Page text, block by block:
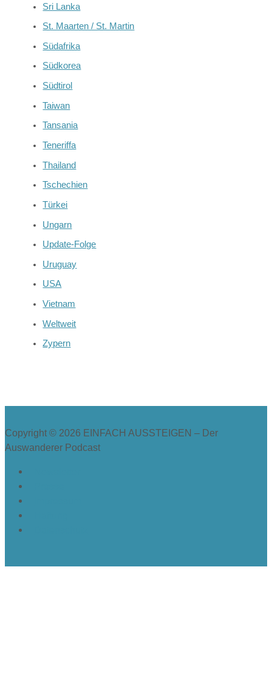
Sri Lanka
St. Maarten / St. Martin
Südafrika
Südkorea
Südtirol
Taiwan
Tansania
Teneriffa
Thailand
Tschechien
Türkei
Ungarn
Update-Folge
Uruguay
USA
Vietnam
Weltweit
Zypern
Copyright © 2026 EINFACH AUSSTEIGEN – Der
Auswanderer Podcast